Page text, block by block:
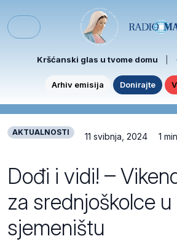
Menu
Kršćanski glas u tvome domu
Arhiv emisija Donirajte
AKTUALNOSTI 11 svibnja, 2024 1
Dođi i vidi! –
za srednjoškolce u
sjemeništu